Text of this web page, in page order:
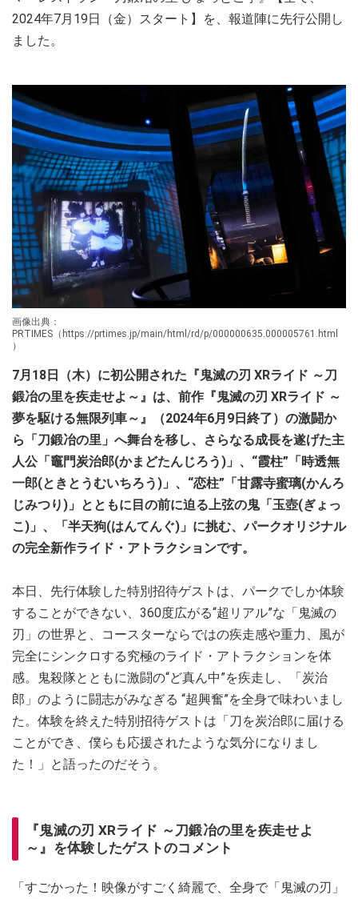
2024年7月19日（金）スタート】を、報道陣に先行公開し
ました。
画像出典：
PRTIMES（https://prtimes.jp/main/html/rd/p/000000635.000005761.html
）
7月18日（木）に初公開された『鬼滅の刃 XRライド ～刀
鍛冶の里を疾走せよ～』は、前作『鬼滅の刃 XRライド ～
夢を駆ける無限列車～』（2024年6月9日終了）の激闘か
ら「刀鍛冶の里」へ舞台を移し、さらなる成長を遂げた主
人公「竈門炭治郎(かまどたんじろう)」、“霞柱”「時透無
一郎(ときとうむいちろう)」、“恋柱”「甘露寺蜜璃(かんろ
じみつり)」とともに目の前に迫る上弦の鬼「玉壺(ぎょっ
こ)」、「半天狗(はんてんぐ)」に挑む、パークオリジナル
の完全新作ライド・アトラクションです。
本日、先行体験した特別招待ゲストは、パークでしか体験
することができない、360度広がる“超リアル”な「鬼滅の
刃」の世界と、コースターならではの疾走感や重力、風が
完全にシンクロする究極のライド・アトラクションを体
感。鬼殺隊とともに激闘の“ど真ん中”を疾走し、「炭治
郎」のように闘志がみなぎる “超興奮”を全身で味わいまし
た。体験を終えた特別招待ゲストは「刀を炭治郎に届ける
ことができ、僕らも応援されたような気分になりまし
た！」と語ったのだそう。
『鬼滅の刃 XRライド ～刀鍛冶の里を疾走せよ
～』を体験したゲストのコメント
「すごかった！映像がすごく綺麗で、全身で「鬼滅の刃」